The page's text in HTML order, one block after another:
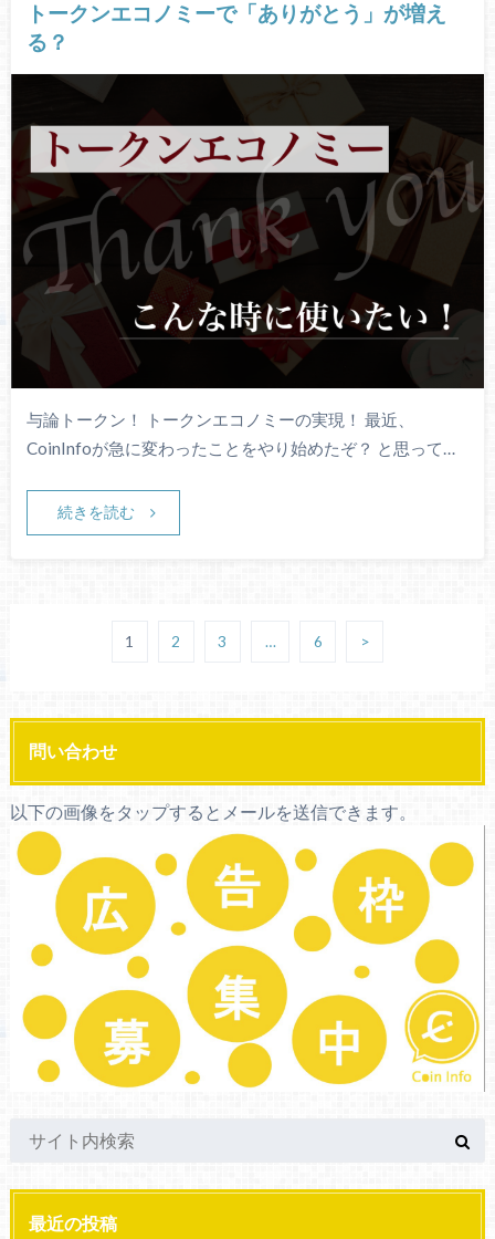
トークンエコノミーで「ありがとう」が増え
る？
与論トークン！ トークンエコノミーの実現！ 最近、
CoinInfoが急に変わったことをやり始めたぞ？ と思って…
続きを読む
1 2 3 … 6 >
問い合わせ
以下の画像をタップするとメールを送信できます。
最近の投稿